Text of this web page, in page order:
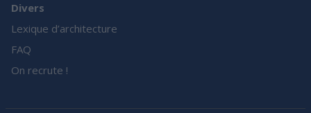
Divers
Lexique d’architecture
FAQ
On recrute !